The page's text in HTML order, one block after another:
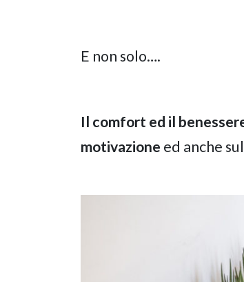
E non solo….
Il comfort ed il
motivazione ed anche